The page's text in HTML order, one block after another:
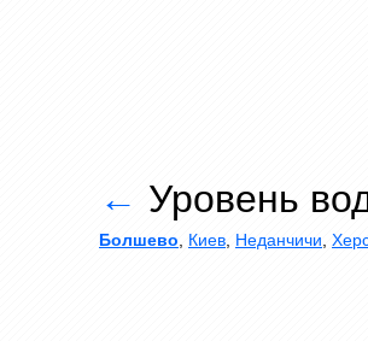
← Уровень
Болшево Киев Неданчичи